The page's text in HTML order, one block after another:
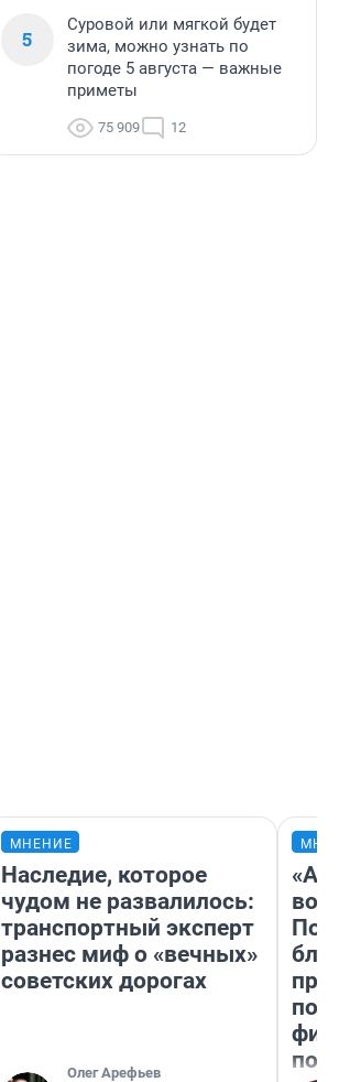
5
Суровой или мягкой будет
зима, можно узнать по
погоде 5 августа — важные
приметы
75 909 12
МНЕНИЕ
Наследие, которое
чудом не развалилось:
транспортный эксперт
разнес миф о «вечных»
советских дорогах
Олег Арефьев
вот